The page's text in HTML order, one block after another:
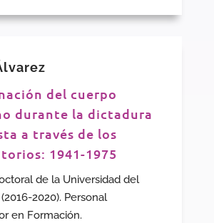
del cuerpo
durante la dictadura
a través de los
1941-1975
de la Universidad del
(2016-2020). Personal
en Formación.